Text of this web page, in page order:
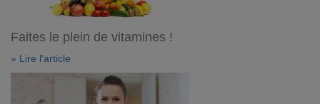
Faites le plein de vitamines !
» Lire l'article